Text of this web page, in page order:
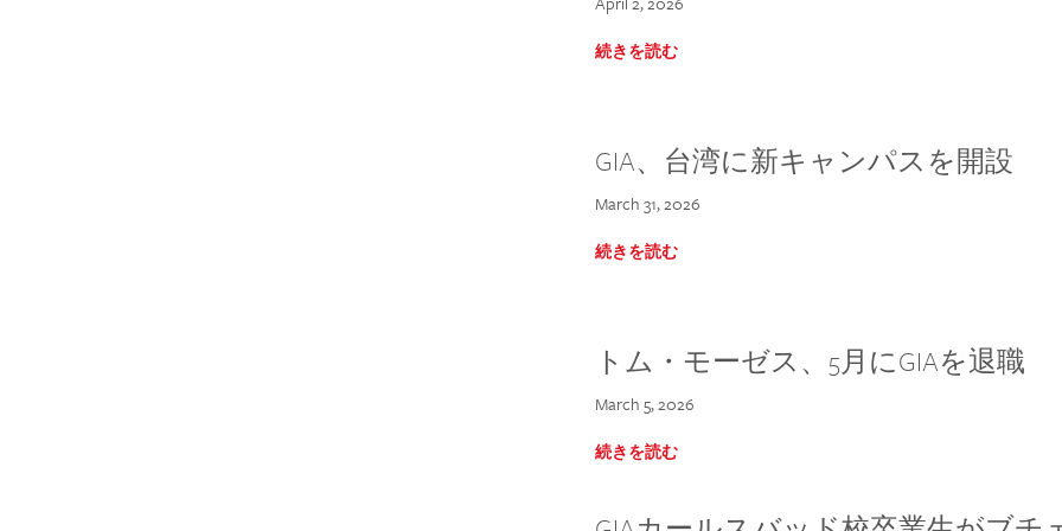
続きを読む
GIA、台湾に新キャンパスを開設
March 31, 2026
続きを読む
トム・モーゼス、5月にGIAを退職
March 5, 2026
続きを読む